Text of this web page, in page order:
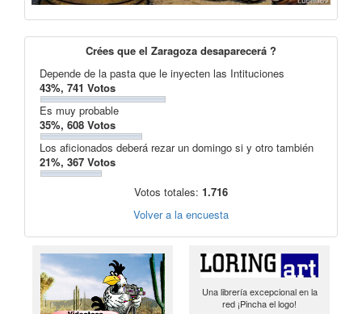
Crées que el Zaragoza desaparecerá ?
Depende de la pasta que le inyecten las Intituciones
43%, 741 Votos
Es muy probable
35%, 608 Votos
Los aficionados deberá rezar un domingo si y otro también
21%, 367 Votos
Votos totales: 1.716
Volver a la encuesta
Una librería excepcional en la
red ¡Pincha el logo!